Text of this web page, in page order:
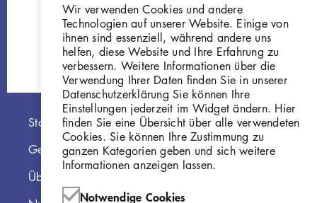
Kniendes Mädchen
W 06.009
Hauptnavigation
Startseite
Georg Kolbe Museum
Über die Online Sammlung
Wir verwenden Cookies und andere
Technologien auf unserer Website. Einige von
ihnen sind essenziell, während andere uns
helfen, diese Website und Ihre Erfahrung zu
verbessern. Weitere Informationen über die
Verwendung Ihrer Daten finden Sie in unserer
Datenschutzerklärung Sie können Ihre
Einstellungen jederzeit im Widget ändern. Hier
finden Sie eine Übersicht über alle verwendeten
Cookies. Sie können Ihre Zustimmung zu
ganzen Kategorien geben und sich weitere
Informationen anzeigen lassen.
Notwendige Cookies